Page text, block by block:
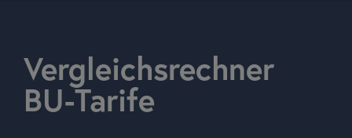
Vergleichsrechner
BU-Tarife